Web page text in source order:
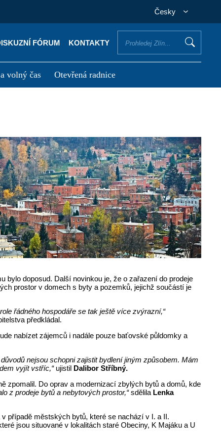
Česky
FÓRUM KONTAKTY
volný čas Otevřená radnice
bylo doposud. Další novinkou je, že o zařazení do prodeje
prostor v domech s byty a pozemků, jejichž součástí je
řádného hospodáře se tak ještě více zvýrazní,“
předkládal.
nabízet zájemců i nadále pouze baťovské půldomky a
nejsou schopni zajistit bydlení jiným způsobem. Mám
vyjít vstříc,“ujistil Dalibor Stříbný.
zpomalil. Do oprav a modernizací zbylých bytů a domů, kde
z prodeje bytů a nebytových prostor,“sdělila Lenka
případě městských bytů, které se nachází v I. a II.
jsou situované v lokalitách staré Obeciny, K Majáku a U